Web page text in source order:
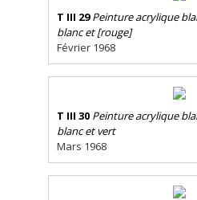
T III 29 Peinture acrylique
blanc et [rouge]
Février 1968
T III 30 Peinture acrylique
blanc et vert
Mars 1968